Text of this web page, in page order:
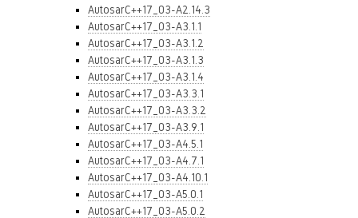
AutosarC++17_03-A2.14.3
AutosarC++17_03-A3.1.1
AutosarC++17_03-A3.1.2
AutosarC++17_03-A3.1.3
AutosarC++17_03-A3.1.4
AutosarC++17_03-A3.3.1
AutosarC++17_03-A3.3.2
AutosarC++17_03-A3.9.1
AutosarC++17_03-A4.5.1
AutosarC++17_03-A4.7.1
AutosarC++17_03-A4.10.1
AutosarC++17_03-A5.0.1
AutosarC++17_03-A5.0.2